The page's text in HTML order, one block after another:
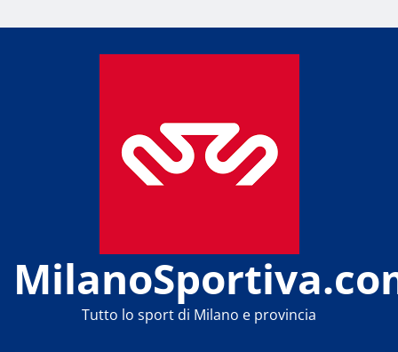
Tutto lo sport di Milano e provincia